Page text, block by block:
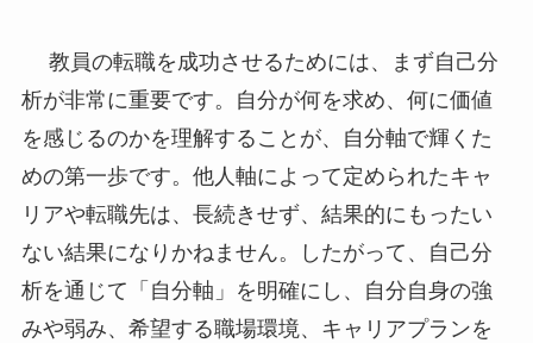
教員の転職を成功させるためには、まず自己分
析が非常に重要です。自分が何を求め、何に価値
を感じるのかを理解することが、自分軸で輝くた
めの第一歩です。他人軸によって定められたキャ
リアや転職先は、長続きせず、結果的にもったい
ない結果になりかねません。したがって、自己分
析を通じて「自分軸」を明確にし、自分自身の強
みや弱み、希望する職場環境、キャリアプランを